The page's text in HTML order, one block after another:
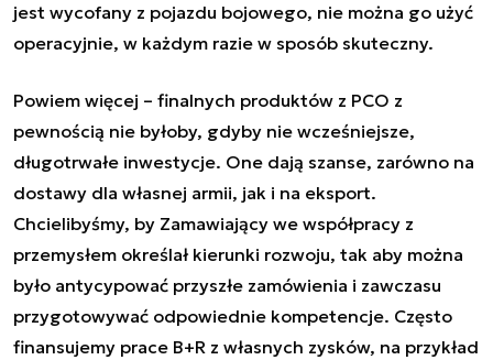
jest wycofany z pojazdu bojowego, nie można go użyć
operacyjnie, w każdym razie w sposób skuteczny.
Powiem więcej – finalnych produktów z PCO z
pewnością nie byłoby, gdyby nie wcześniejsze,
długotrwałe inwestycje. One dają szanse, zarówno na
dostawy dla własnej armii, jak i na eksport.
Chcielibyśmy, by Zamawiający we współpracy z
przemysłem określał kierunki rozwoju, tak aby można
było antycypować przyszłe zamówienia i zawczasu
przygotowywać odpowiednie kompetencje. Często
finansujemy prace B+R z własnych zysków, na przykład